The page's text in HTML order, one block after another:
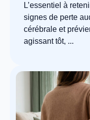
L’essentiel à
signes de perte
cérébrale et
agissant tôt, ...